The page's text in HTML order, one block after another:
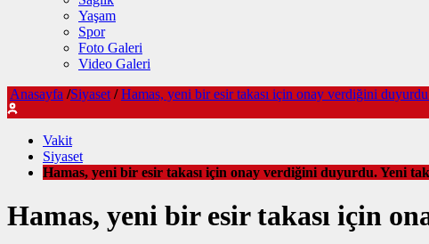
Yaşam
Spor
Foto Galeri
Video Galeri
Anasayfa /Siyaset / Hamas, yeni bir esir takası için onay verdiğini duyurdu.
Vakit
Siyaset
Hamas, yeni bir esir takası için onay verdiğini duyurdu. Yeni
Hamas, yeni bir esir takası için